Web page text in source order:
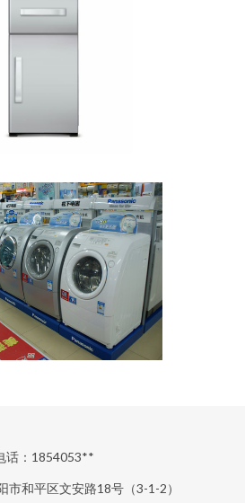
话：1854053**
市和平区文安路18号（3-1-2）